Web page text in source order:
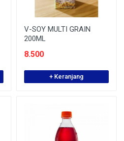
V-SOY MULTI GRAIN
200ML
8.500
+ Keranjang